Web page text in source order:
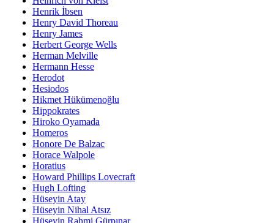
Henrik İbsen
Henry David Thoreau
Henry James
Herbert George Wells
Herman Melville
Hermann Hesse
Herodot
Hesiodos
Hikmet Hükümenoğlu
Hippokrates
Hiroko Oyamada
Homeros
Honore De Balzac
Horace Walpole
Horatius
Howard Phillips Lovecraft
Hugh Lofting
Hüseyin Atay
Hüseyin Nihal Atsız